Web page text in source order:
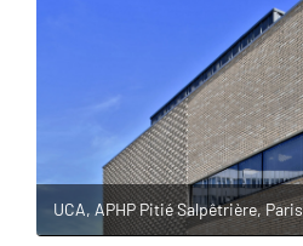
UCA, APHP Pitié Salpêtrière, Paris